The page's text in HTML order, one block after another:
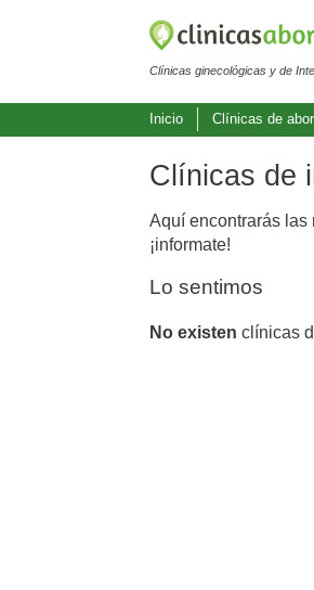
Clínicas ginecológicas y de
Inicio Clínicas de
Clínicas de
Aquí encontrarás las
¡informate!
Lo sentimos
No existen clínicas